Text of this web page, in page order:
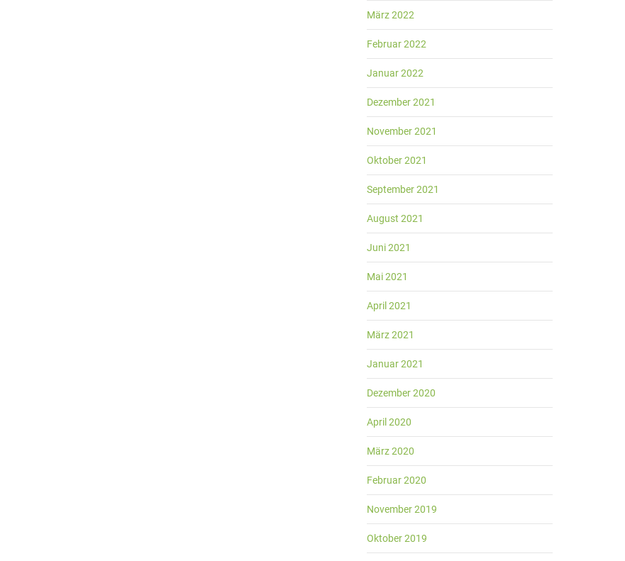
März 2022
Februar 2022
Januar 2022
Dezember 2021
November 2021
Oktober 2021
September 2021
August 2021
Juni 2021
Mai 2021
April 2021
März 2021
Januar 2021
Dezember 2020
April 2020
März 2020
Februar 2020
November 2019
Oktober 2019